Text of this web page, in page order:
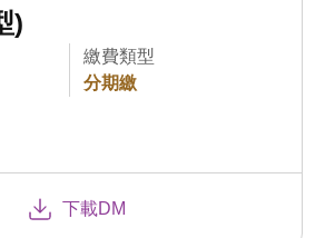
)
繳費類型
分期繳
下載DM